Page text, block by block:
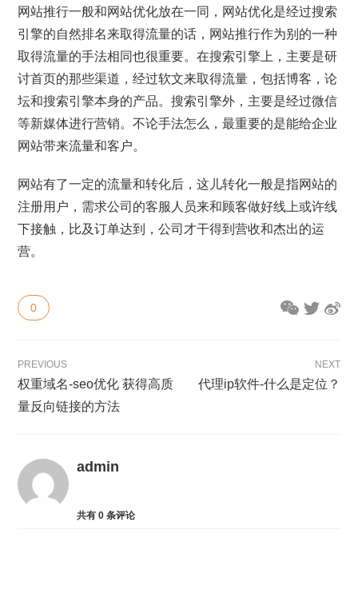
网站推行一般和网站优化放在一同，网站优化是经过搜索
引擎的自然排名来取得流量的话，网站推行作为别的一种
取得流量的手法相同也很重要。在搜索引擎上，主要是研
讨首页的那些渠道，经过软文来取得流量，包括博客，论
坛和搜索引擎本身的产品。搜索引擎外，主要是经过微信
等新媒体进行营销。不论手法怎么，最重要的是能给企业
网站带来流量和客户。
网站有了一定的流量和转化后，这儿转化一般是指网站的
注册用户，需求公司的客服人员来和顾客做好线上或许线
下接触，比及订单达到，公司才干得到营收和杰出的运
营。
0
PREVIOUS
权重域名-seo优化 获得高质
量反向链接的方法
NEXT
代理ip软件-什么是定位？
admin
共有0 条评论